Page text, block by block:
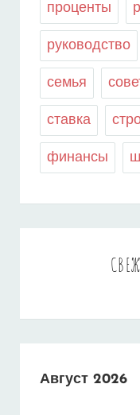
проценты
руководство
семья
ставка
финансы
Август 2026